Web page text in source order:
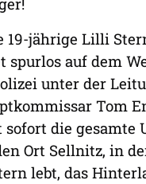
19-jährige Lilli
spurlos auf dem
unter der
Tom
die gesamte
Ort Sellnitz, in
lebt, das